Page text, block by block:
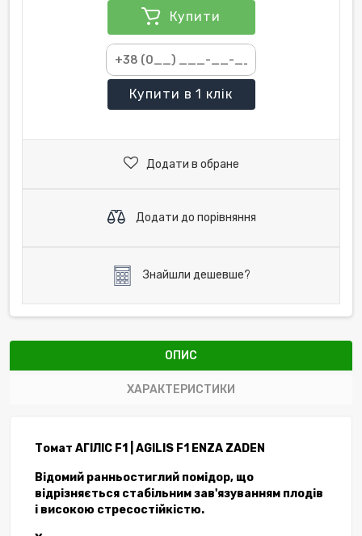
Купити
Купити в 1 клік
Додати в обране
Додати до порівняння
Знайшли дешевше?
ОПИС
ХАРАКТЕРИСТИКИ
Томат АГІЛІС F1 | AGILIS F1 ENZA ZADEN
Відомий ранньостиглий помідор, що
відрізняється стабільним зав'язуванням плодів
і високою стресостійкістю.